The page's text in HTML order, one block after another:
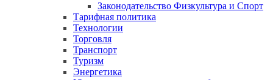
Законодательство Физкультура и Спорт
Тарифная политика
Технологии
Торговля
Транспорт
Туризм
Энергетика